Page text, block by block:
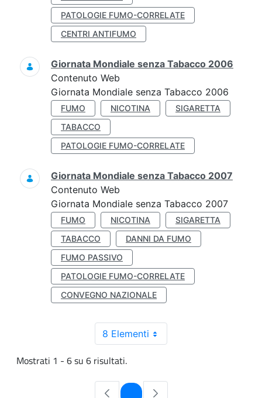
PATOLOGIE FUMO-CORRELATE
CENTRI ANTIFUMO
Giornata Mondiale senza Tabacco 2006
Contenuto Web
Giornata Mondiale senza Tabacco 2006
FUMO NICOTINA
SIGARETTA
TABACCO
PATOLOGIE FUMO-CORRELATE
Giornata Mondiale senza Tabacco 2007
Contenuto Web
Giornata Mondiale senza Tabacco 2007
FUMO NICOTINA
SIGARETTA
TABACCO
DANNI DA FUMO
FUMO PASSIVO
PATOLOGIE FUMO-CORRELATE
CONVEGNO NAZIONALE
8 Elementi
Mostrati 1 - 6 su 6 risultati.
Pagina